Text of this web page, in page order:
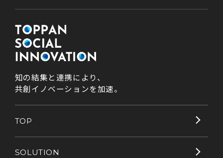
知の結集と連携により、
共創イノベーションを加速。
TOP
SOLUTION